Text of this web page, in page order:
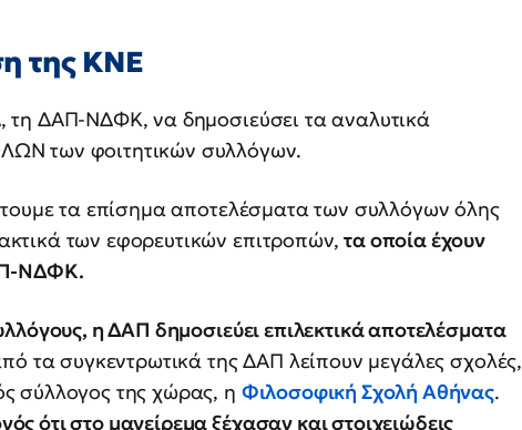
της ΚΝΕ
τη ΔΑΠ-ΝΔΦΚ, να δημοσιεύσει τα αναλυτικά
των φοιτητικών συλλόγων.
τα επίσημα αποτελέσματα των συλλόγων όλης
των εφορευτικών επιτροπών,τα οποία έχουν
ΝΔΦΚ.
η ΔΑΠ δημοσιεύει επιλεκτικά αποτελέσματα
τα συγκεντρωτικά της ΔΑΠ λείπουν μεγάλες σχολές,
σύλλογος της χώρας, η Φιλοσοφική Σχολή Αθήνας.
ότι στο μαγείρεμα ξέχασαν και στοιχειώδεις